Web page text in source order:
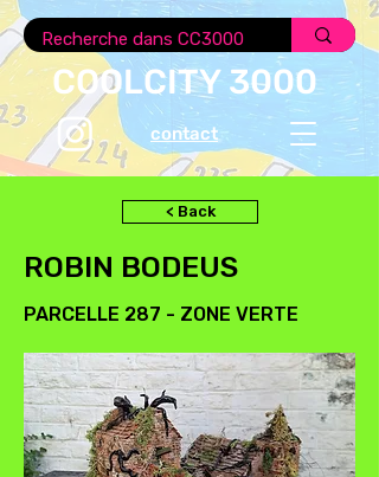
COOLCITY 3000
contact
< Back
ROBIN BODEUS
PARCELLE 287 - ZONE VERTE